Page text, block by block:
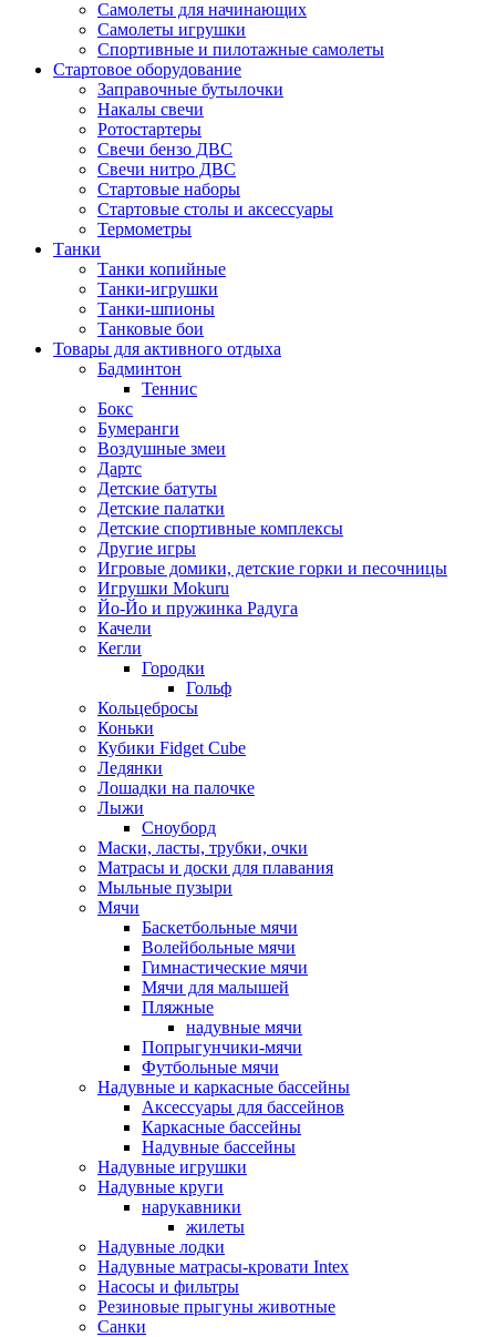
Самолеты для начинающих
Самолеты игрушки
Спортивные и пилотажные самолеты
Стартовое оборудование
Заправочные бутылочки
Накалы свечи
Ротостартеры
Свечи бензо ДВС
Свечи нитро ДВС
Стартовые наборы
Стартовые столы и аксессуары
Термометры
Танки
Танки копийные
Танки-игрушки
Танки-шпионы
Танковые бои
Товары для активного отдыха
Бадминтон
Теннис
Бокс
Бумеранги
Воздушные змеи
Дартс
Детские батуты
Детские палатки
Детские спортивные комплексы
Другие игры
Игровые домики, детские горки и песочницы
Игрушки Mokuru
Йо-Йо и пружинка Радуга
Качели
Кегли
Городки
Гольф
Кольцебросы
Коньки
Кубики Fidget Cube
Ледянки
Лошадки на палочке
Лыжи
Сноуборд
Маски, ласты, трубки, очки
Матрасы и доски для плавания
Мыльные пузыри
Мячи
Баскетбольные мячи
Волейбольные мячи
Гимнастические мячи
Мячи для малышей
Пляжные
надувные мячи
Попрыгунчики-мячи
Футбольные мячи
Надувные и каркасные бассейны
Аксессуары для бассейнов
Каркасные бассейны
Надувные бассейны
Надувные игрушки
Надувные круги
нарукавники
жилеты
Надувные лодки
Надувные матрасы-кровати Intex
Насосы и фильтры
Резиновые прыгуны животные
Санки